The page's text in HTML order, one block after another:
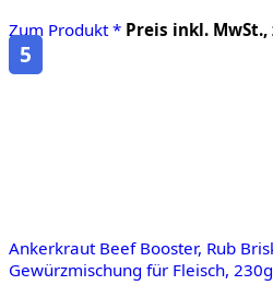
Zum Produkt * Preis inkl.
5
Ankerkraut Beef Booster, Rub
Gewürzmischung für Fleisch,